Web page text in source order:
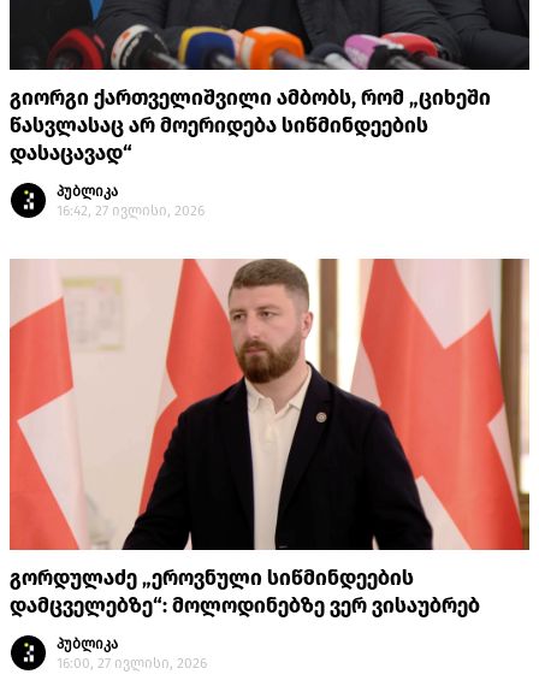
გიორგი ქართველიშვილი ამბობს, რომ „ციხეში
წასვლასაც არ მოერიდება სიწმინდეების
დასაცავად“
პუბლიკა
16:42, 27 ივლისი, 2026
გორდულაძე „ეროვნული სიწმინდეების
დამცველებზე“: მოლოდინებზე ვერ ვისაუბრებ
პუბლიკა
16:00, 27 ივლისი, 2026